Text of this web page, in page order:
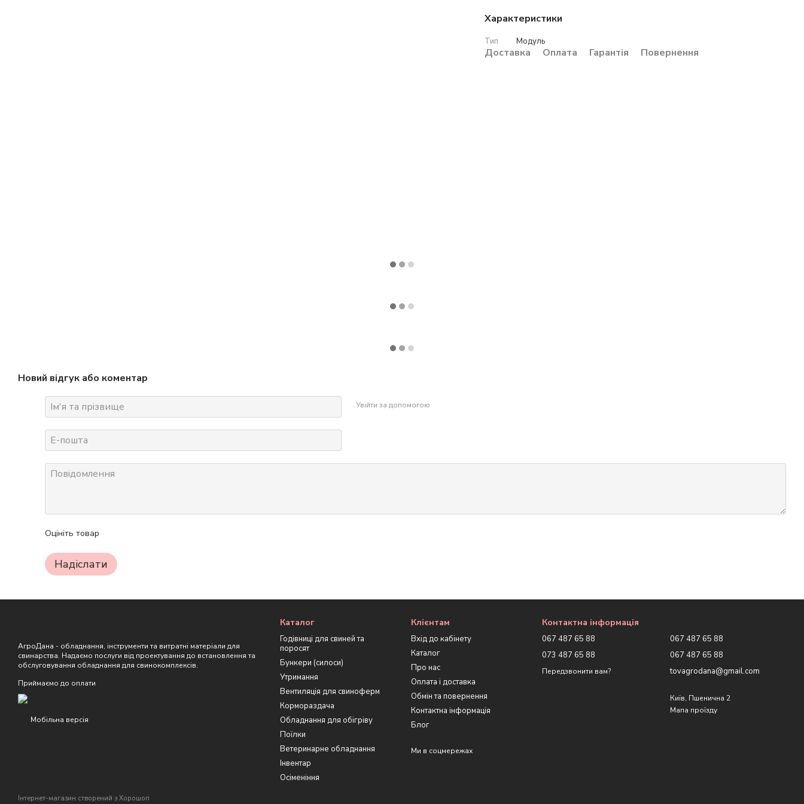
Характеристики
Тип Модуль
Доставка Оплата Гарантія Повернення
Новий відгук або коментар
Увійти за допомогою
Оцініть товар
Надіслати
АгроДана - обладнання, інструменти та витратні матеріали для
свинарства. Надаємо послуги від проектування до встановлення та
обслуговування обладнання для свинокомплексів.
Приймаємо до оплати
Мобільна версія
Інтернет-магазин створений з Хорошоп
Каталог
Годівниці для свиней та
поросят
Бункери (силоси)
Утримання
Вентиляція для свиноферм
Кормораздача
Обладнання для обігріву
Поїлки
Ветеринарне обладнання
Інвентар
Осіменіння
Клієнтам
Вхід до кабінету
Каталог
Про нас
Оплата і доставка
Обмін та повернення
Контактна інформація
Блог
Ми в соцмережах
Контактна інформація
067 487 65 88
073 487 65 88
Передзвонити вам?
067 487 65 88
067 487 65 88
tovagrodana@gmail.com
Київ, Пшенична 2
Мапа проїзду